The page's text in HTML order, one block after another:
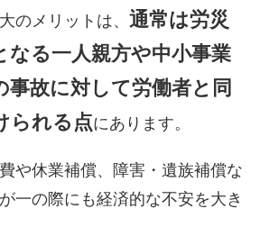
のメリットは、 通常は労災
なる一人親方や中小事業
事故に対して労働者と同
られる点にあります。
や休業補償、障害・遺族補償な
一の際にも経済的な不安を大き